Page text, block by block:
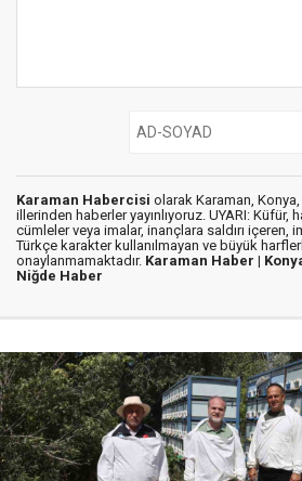
Karaman Habercisi olarak Karaman,
illerinden haberler yayınlıyoruz. UYARI: Küfür,
cümleler veya imalar, inançlara saldırı içeren,
Türkçe karakter kullanılmayan ve büyük
onaylanmamaktadır. Karaman Haber |
Niğde Haber